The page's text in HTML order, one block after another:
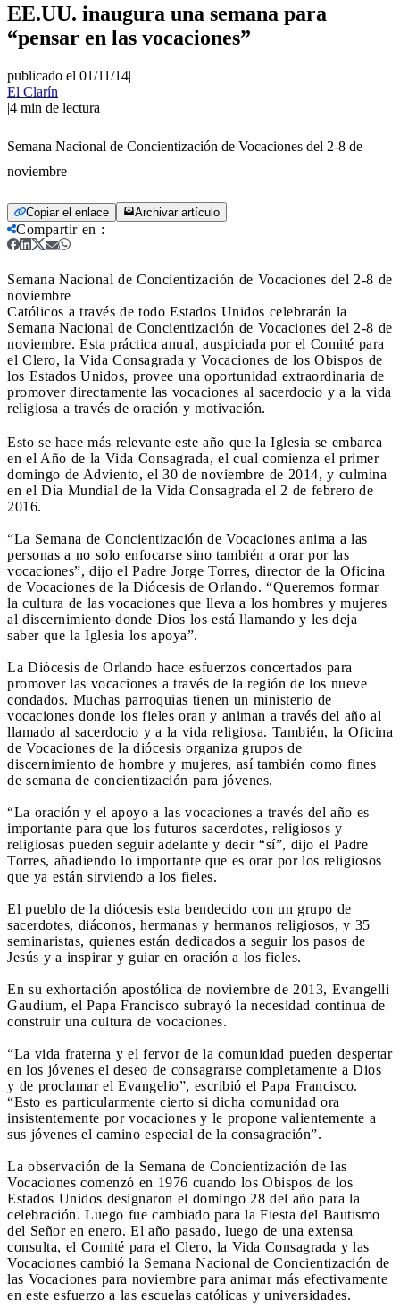
EE.UU. inaugura una semana para
“pensar en las vocaciones”
publicado el 01/11/14|
El Clarín
|4 min de lectura
Semana Nacional de Concientización de Vocaciones del 2-8 de
noviembre
Copiar el enlace Archivar artículo
Compartir en :
Semana Nacional de Concientización de Vocaciones del 2-8 de
noviembre
Católicos a través de todo Estados Unidos celebrarán la
Semana Nacional de Concientización de Vocaciones del 2-8 de
noviembre. Esta práctica anual, auspiciada por el Comité para
el Clero, la Vida Consagrada y Vocaciones de los Obispos de
los Estados Unidos, provee una oportunidad extraordinaria de
promover directamente las vocaciones al sacerdocio y a la vida
religiosa a través de oración y motivación.
Esto se hace más relevante este año que la Iglesia se embarca
en el Año de la Vida Consagrada, el cual comienza el primer
domingo de Adviento, el 30 de noviembre de 2014, y culmina
en el Día Mundial de la Vida Consagrada el 2 de febrero de
2016.
“La Semana de Concientización de Vocaciones anima a las
personas a no solo enfocarse sino también a orar por las
vocaciones”, dijo el Padre Jorge Torres, director de la Oficina
de Vocaciones de la Diócesis de Orlando. “Queremos formar
la cultura de las vocaciones que lleva a los hombres y mujeres
al discernimiento donde Dios los está llamando y les deja
saber que la Iglesia los apoya”.
La Diócesis de Orlando hace esfuerzos concertados para
promover las vocaciones a través de la región de los nueve
condados. Muchas parroquias tienen un ministerio de
vocaciones donde los fieles oran y animan a través del año al
llamado al sacerdocio y a la vida religiosa. También, la Oficina
de Vocaciones de la diócesis organiza grupos de
discernimiento de hombre y mujeres, así también como fines
de semana de concientización para jóvenes.
“La oración y el apoyo a las vocaciones a través del año es
importante para que los futuros sacerdotes, religiosos y
religiosas pueden seguir adelante y decir “sí”, dijo el Padre
Torres, añadiendo lo importante que es orar por los religiosos
que ya están sirviendo a los fieles.
El pueblo de la diócesis esta bendecido con un grupo de
sacerdotes, diáconos, hermanas y hermanos religiosos, y 35
seminaristas, quienes están dedicados a seguir los pasos de
Jesús y a inspirar y guiar en oración a los fieles.
En su exhortación apostólica de noviembre de 2013, Evangelli
Gaudium, el Papa Francisco subrayó la necesidad continua de
construir una cultura de vocaciones.
“La vida fraterna y el fervor de la comunidad pueden despertar
en los jóvenes el deseo de consagrarse completamente a Dios
y de proclamar el Evangelio”, escribió el Papa Francisco.
“Esto es particularmente cierto si dicha comunidad ora
insistentemente por vocaciones y le propone valientemente a
sus jóvenes el camino especial de la consagración”.
La observación de la Semana de Concientización de las
Vocaciones comenzó en 1976 cuando los Obispos de los
Estados Unidos designaron el domingo 28 del año para la
celebración. Luego fue cambiado para la Fiesta del Bautismo
del Señor en enero. El año pasado, luego de una extensa
consulta, el Comité para el Clero, la Vida Consagrada y las
Vocaciones cambió la Semana Nacional de Concientización de
las Vocaciones para noviembre para animar más efectivamente
en este esfuerzo a las escuelas católicas y universidades.